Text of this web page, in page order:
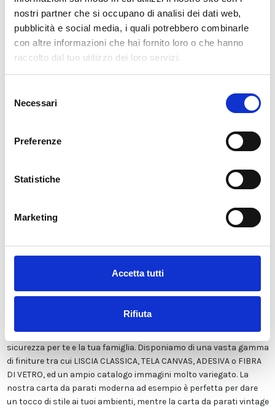
nostri partner che si occupano di analisi dei dati web,
pubblicità e social media, i quali potrebbero combinarle
con altre informazioni che hai fornito loro o che hanno
raccolto dal tuo utilizzo dei loro servizi.
delNecessari
Preferenze
Statistiche
Marketing
Accetta tutti
Rifiuta
49,28 € -30%
Tasse incluse
AGGIUNGI AL CARRELLO
Descrizione
La nostra carta da parati Italiana è il frutto di anni di esperienza e
style e nei colori GRATUITAMENTE dai nostri designer e adatta ad
ogni tipo di esigenza, grazie al suo design versatile e raffinato.
sostanze chimiche pericolose. Inoltre, possiede le certificazioni
ECOLOGICO e GREEN GUARD GOLD, garantendo la massima
sicurezza per te e la tua famiglia. Disponiamo di una vasta gamma
di finiture tra cui LISCIA CLASSICA, TELA CANVAS, ADESIVA o FIBRA
DI VETRO, ed un ampio catalogo immagini molto variegato. La
nostra carta da parati moderna ad esempio è perfetta per dare
un tocco di stile ai tuoi ambienti, mentre la carta da parati vintage